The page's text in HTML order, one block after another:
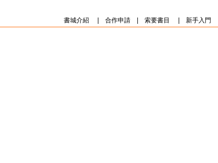
書城介紹 合作申請| 索要書目 新手入門